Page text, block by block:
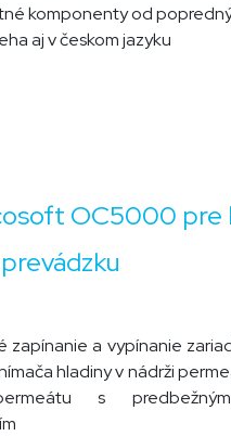
komponenty od
aj v českom jazyku
OC5000 pre
zapínanie a vypínanie
hladiny v nádrži
s predbežným